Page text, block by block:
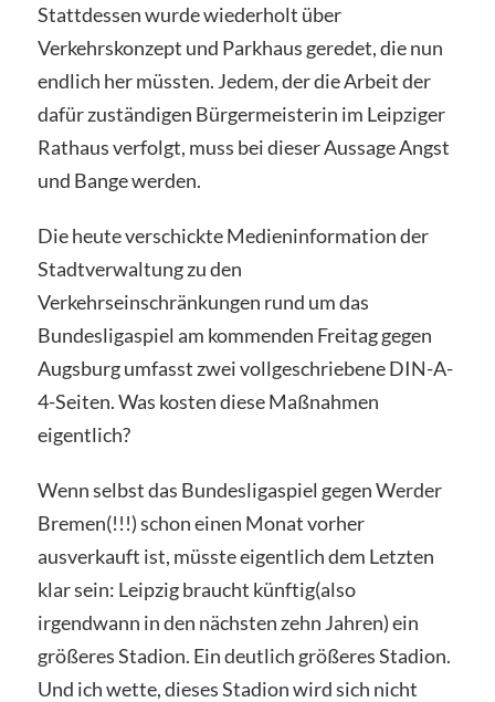
Stattdessen wurde wiederholt über
Verkehrskonzept und Parkhaus geredet, die nun
endlich her müssten. Jedem, der die Arbeit der
dafür zuständigen Bürgermeisterin im Leipziger
Rathaus verfolgt, muss bei dieser Aussage Angst
und Bange werden.
Die heute verschickte Medieninformation der
Stadtverwaltung zu den
Verkehrseinschränkungen rund um das
Bundesligaspiel am kommenden Freitag gegen
Augsburg umfasst zwei vollgeschriebene DIN-A-
4-Seiten. Was kosten diese Maßnahmen
eigentlich?
Wenn selbst das Bundesligaspiel gegen Werder
Bremen(!!!) schon einen Monat vorher
ausverkauft ist, müsste eigentlich dem Letzten
klar sein: Leipzig braucht künftig(also
irgendwann in den nächsten zehn Jahren) ein
größeres Stadion. Ein deutlich größeres Stadion.
Und ich wette, dieses Stadion wird sich nicht